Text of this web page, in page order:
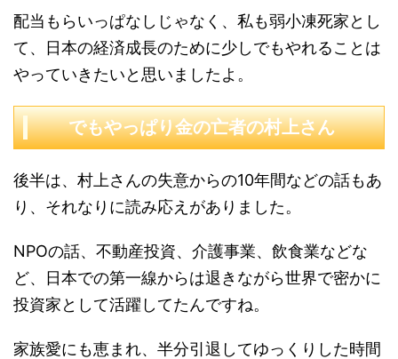
配当もらいっぱなしじゃなく、私も弱小凍死家とし
て、日本の経済成長のために少しでもやれることは
やっていきたいと思いましたよ。
でもやっぱり金の亡者の村上さん
後半は、村上さんの失意からの10年間などの話もあ
り、それなりに読み応えがありました。
NPOの話、不動産投資、介護事業、飲食業などな
ど、日本での第一線からは退きながら世界で密かに
投資家として活躍してたんですね。
家族愛にも恵まれ、半分引退してゆっくりした時間